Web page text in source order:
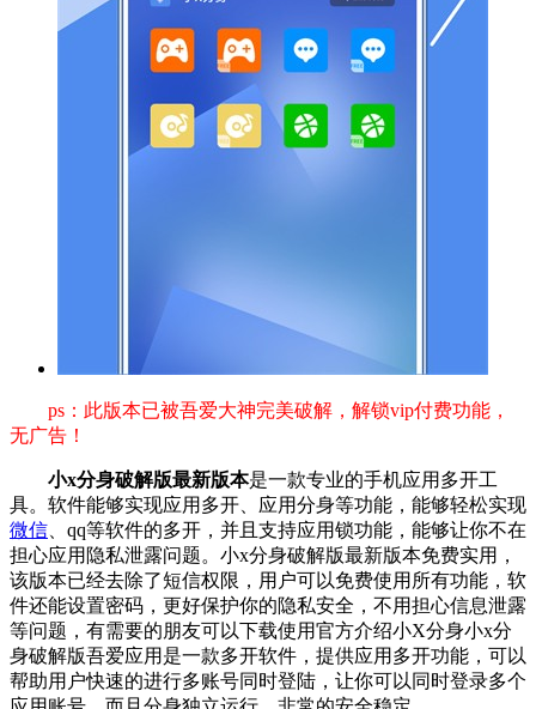
ps：此版本已被吾爱大神完美破解，解锁vip付费功能，
无广告！
小x分身破解版最新版本是一款专业的手机应用多开工
具。软件能够实现应用多开、应用分身等功能，能够轻松实现
微信 、qq等软件的多开，并且支持应用锁功能，能够让你不在
担心应用隐私泄露问题。小x分身破解版最新版本免费实用，
该版本已经去除了短信权限，用户可以免费使用所有功能，软
件还能设置密码，更好保护你的隐私安全，不用担心信息泄露
等问题，有需要的朋友可以下载使用官方介绍小X分身小x分
身破解版吾爱应用是一款多开软件，提供应用多开功能，可以
帮助用户快速的进行多账号同时登陆，让你可以同时登录多个